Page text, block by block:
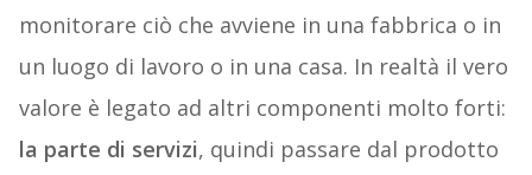
monitorare ciò che avviene in una fabbrica o in
un luogo di lavoro o in una casa. In realtà il vero
valore è legato ad altri componenti molto forti:
la parte di servizi, quindi passare dal prodotto